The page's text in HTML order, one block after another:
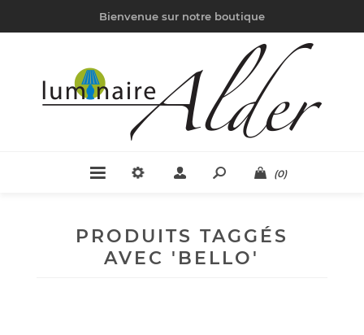
Bienvenue sur notre boutique
(0)
PRODUITS TAGGÉS
AVEC 'BELLO'